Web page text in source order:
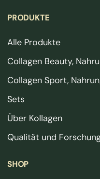
PRODUKTE
Alle Produkte
Collagen Beauty,
Collagen Sport,
Sets
Über Kollagen
Qualität und
SHOP